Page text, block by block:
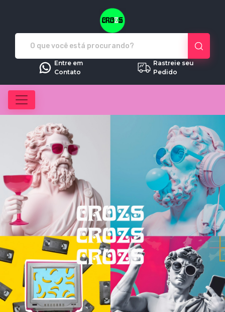
Crozs - Camisetas e produtos
Entre em
Contato
Rastreie seu
Pedido